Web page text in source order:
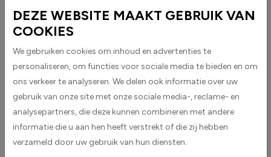
BESCHRIJVING
FSC - 100% stickers worden geleverd als rechthoekige stickers en zijn
product afkomstig is uit volledig verantwoord beheerde bossen, wat
bijdraagt aan een duurzame en transparante productmarkering.
De stickers hebben een rechthoekig ontwerp met een duidelijke groene
Gemaakt van hoogwaardige high-tack folie, hechten deze
DEZE WEBSITE MAAKT GEBRUIK VAN
COOKIES
We gebruiken cookies om inhoud en advertenties te
personaliseren, om functies voor sociale media te bieden en om
ons verkeer te analyseren. We delen ook informatie over uw
gebruik van onze site met onze sociale media-, reclame- en
analysepartners, die deze kunnen combineren met andere
informatie die u aan hen heeft verstrekt of die zij hebben
verzameld door uw gebruik van hun diensten.